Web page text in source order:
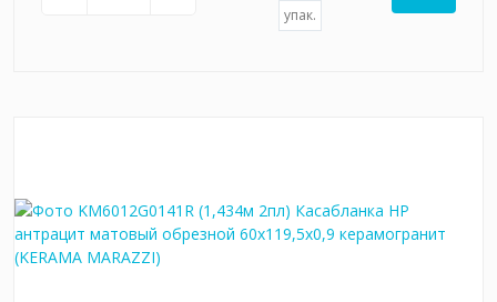
упак.